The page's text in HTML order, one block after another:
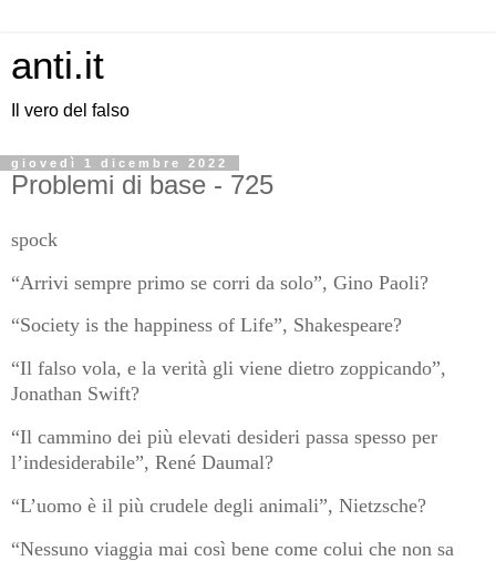
anti.it
Il vero del falso
giovedì 1 dicembre 2022
Problemi di base - 725
spock
“Arrivi sempre primo se corri da solo”, Gino Paoli?
“Society is the happiness of Life”, Shakespeare?
“Il falso vola, e la verità gli viene dietro zoppicando”,
Jonathan Swift?
“Il cammino dei più elevati desideri passa spesso per
l’indesiderabile”, René Daumal?
“L’uomo è il più crudele degli animali”, Nietzsche?
“Nessuno viaggia mai così bene come colui che non sa